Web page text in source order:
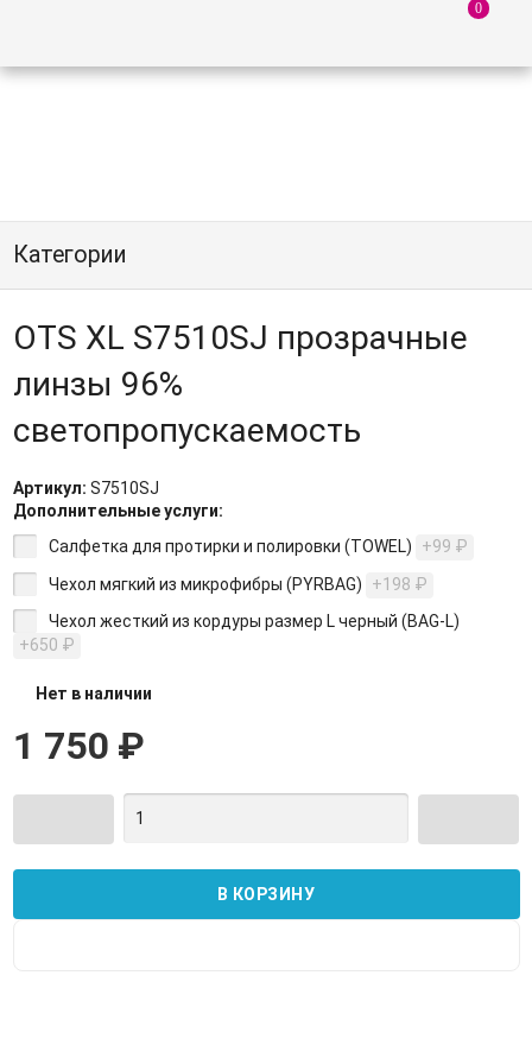
Категории
OTS XL S7510SJ прозрачные
линзы 96%
светопропускаемость
Артикул: S7510SJ
Дополнительные услуги:
Салфетка для протирки и полировки (TOWEL)
+99 ₽
Чехол мягкий из микрофибры (PYRBAG)
+198 ₽
Чехол жесткий из кордуры размер L черный (BAG-L)
+650 ₽
Нет в наличии
1 750 ₽